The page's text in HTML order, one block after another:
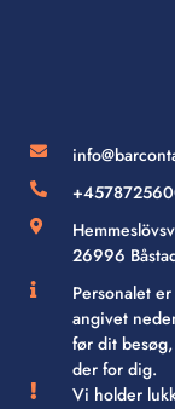
26996
Personalet
angivet
før dit
der for dig.
Vi holder